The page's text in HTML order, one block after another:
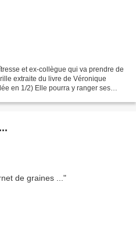
et ex-collègue qui va prendre de
extraite du livre de Véronique
en 1/2) Elle pourra y ranger ses